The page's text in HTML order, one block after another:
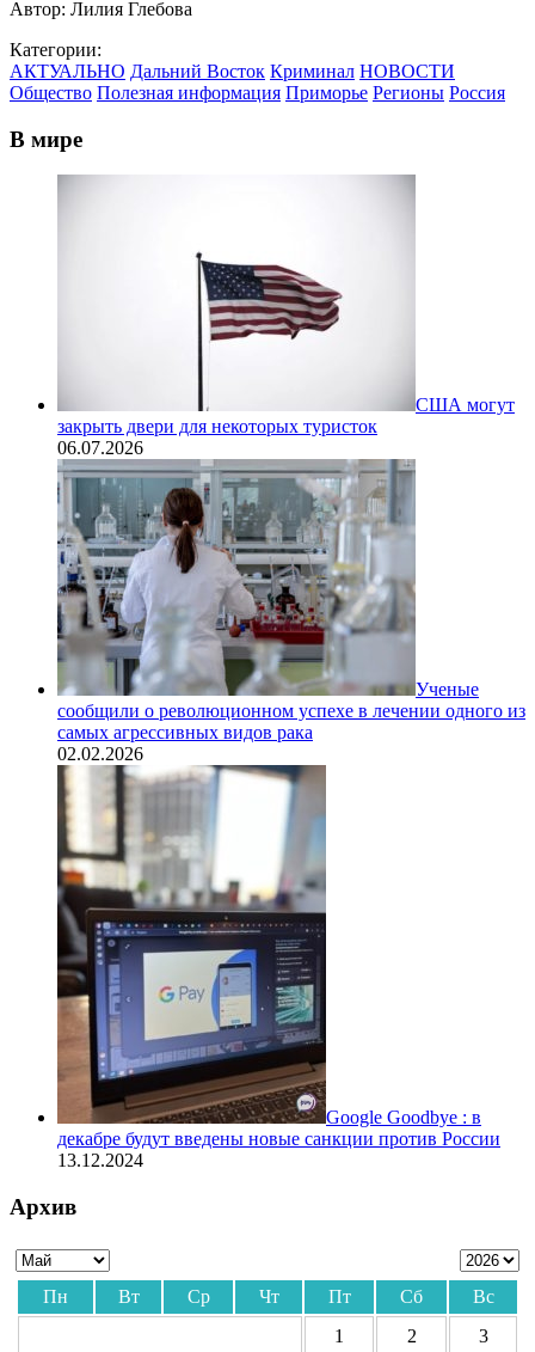
Автор: Лилия Глебова
Категории:
АКТУАЛЬНО Дальний Восток Криминал НОВОСТИ
Общество Полезная информация Приморье Регионы Россия
В мире
США могут
закрыть двери для некоторых туристок
06.07.2026
Ученые
сообщили о революционном успехе в лечении одного из
самых агрессивных видов рака
02.02.2026
Google Goodbye : в
декабре будут введены новые санкции против России
13.12.2024
Архив
Пн Вт Ср Чт Пт Сб
Вс
1
2 3